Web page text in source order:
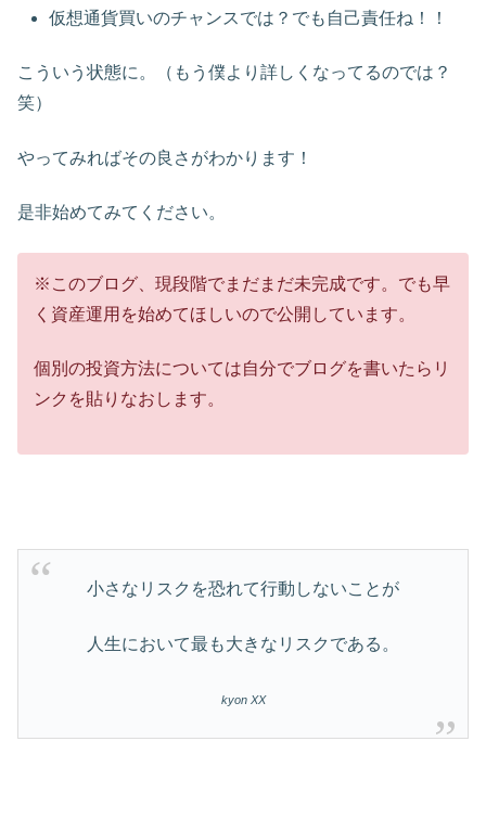
仮想通貨買いのチャンスでは？でも自己責任ね！！
こういう状態に。（もう僕より詳しくなってるのでは？
笑）
やってみればその良さがわかります！
是非始めてみてください。
※このブログ、現段階でまだまだ未完成です。でも早
く資産運用を始めてほしいので公開しています。
個別の投資方法については自分でブログを書いたらリ
ンクを貼りなおします。
小さなリスクを恐れて行動しないことが
人生において最も大きなリスクである。
kyon XX